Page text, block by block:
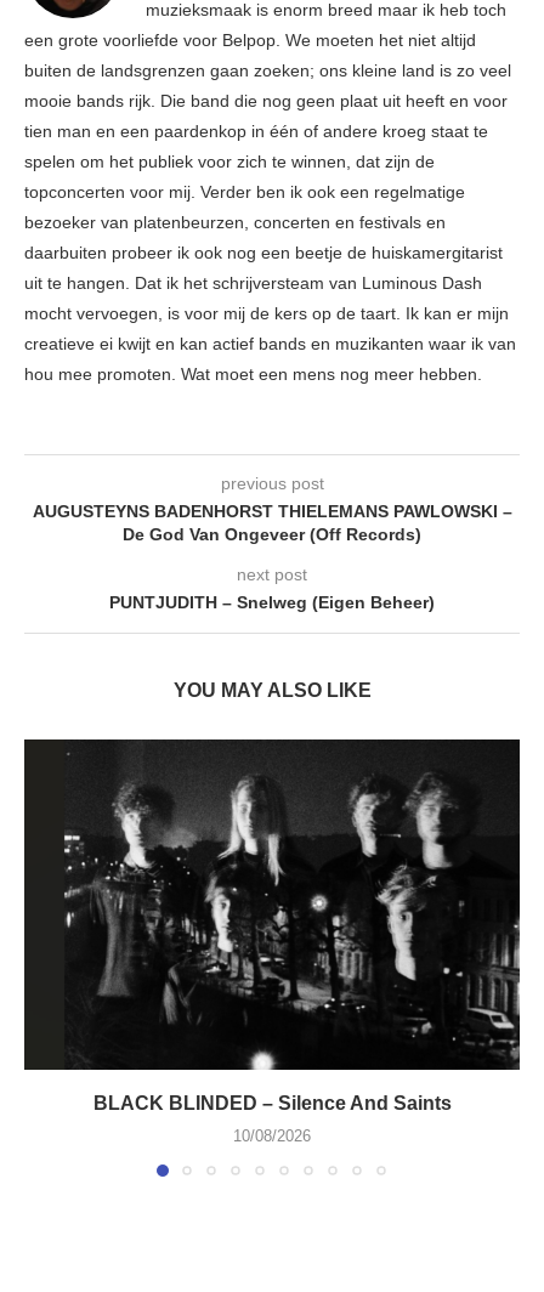
muzieksmaak is enorm breed maar ik heb toch
een grote voorliefde voor Belpop. We moeten het niet altijd
buiten de landsgrenzen gaan zoeken; ons kleine land is zo veel
mooie bands rijk. Die band die nog geen plaat uit heeft en voor
tien man en een paardenkop in één of andere kroeg staat te
spelen om het publiek voor zich te winnen, dat zijn de
topconcerten voor mij. Verder ben ik ook een regelmatige
bezoeker van platenbeurzen, concerten en festivals en
daarbuiten probeer ik ook nog een beetje de huiskamergitarist
uit te hangen. Dat ik het schrijversteam van Luminous Dash
mocht vervoegen, is voor mij de kers op de taart. Ik kan er mijn
creatieve ei kwijt en kan actief bands en muzikanten waar ik van
hou mee promoten. Wat moet een mens nog meer hebben.
previous post
AUGUSTEYNS BADENHORST THIELEMANS PAWLOWSKI –
De God Van Ongeveer (Off Records)
next post
PUNTJUDITH – Snelweg (Eigen Beheer)
YOU MAY ALSO LIKE
BLACK BLINDED – Silence And Saints
10/08/2026